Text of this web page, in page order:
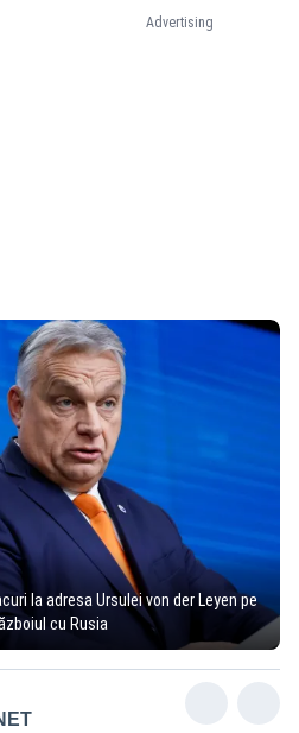
Advertising
la adresa Ursulei von der Leyen pe
cu Rusia